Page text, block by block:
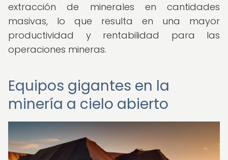
extracción de minerales en cantidades
masivas, lo que resulta en una mayor
productividad y rentabilidad para las
operaciones mineras.
Equipos gigantes en la
minería a cielo abierto